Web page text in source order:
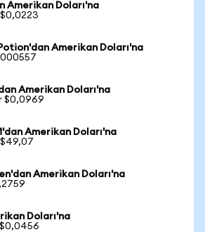
Amerikan Doları'na
Amerikan Doları'na
Amerikan Doları'na
$0,0969
Amerikan Doları'na
$49,07
Amerikan Doları'na
Doları'na
$0,0456